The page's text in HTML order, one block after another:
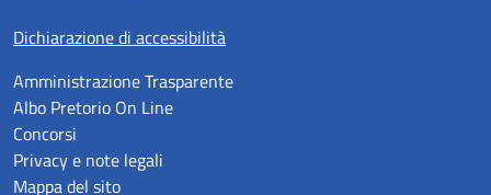
Dichiarazione di accessibilità
Amministrazione Trasparente
Albo Pretorio On Line
Concorsi
Privacy e note legali
Mappa del sito